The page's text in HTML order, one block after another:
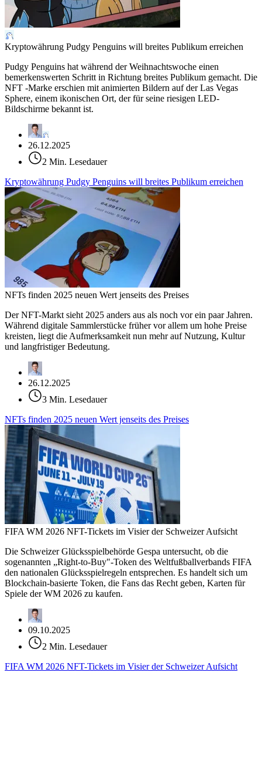
Kryptowährung Pudgy Penguins will breites Publikum erreichen
Pudgy Penguins hat während der Weihnachtswoche einen
bemerkenswerten Schritt in Richtung breites Publikum gemacht. Die
NFT -Marke erschien mit animierten Bildern auf der Las Vegas
Sphere, einem ikonischen Ort, der für seine riesigen LED-
Bildschirme bekannt ist.
26.12.2025
2 Min. Lesedauer
Kryptowährung Pudgy Penguins will breites Publikum erreichen
NFTs finden 2025 neuen Wert jenseits des Preises
Der NFT-Markt sieht 2025 anders aus als noch vor ein paar Jahren.
Während digitale Sammlerstücke früher vor allem um hohe Preise
kreisten, liegt die Aufmerksamkeit nun mehr auf Nutzung, Kultur
und langfristiger Bedeutung.
26.12.2025
3 Min. Lesedauer
NFTs finden 2025 neuen Wert jenseits des Preises
FIFA WM 2026 NFT-Tickets im Visier der Schweizer Aufsicht
Die Schweizer Glücksspielbehörde Gespa untersucht, ob die
sogenannten „Right-to-Buy"-Token des Weltfußballverbands FIFA
den nationalen Glücksspielregeln entsprechen. Es handelt sich um
Blockchain-basierte Token, die Fans das Recht geben, Karten für
Spiele der WM 2026 zu kaufen.
09.10.2025
2 Min. Lesedauer
FIFA WM 2026 NFT-Tickets im Visier der Schweizer Aufsicht